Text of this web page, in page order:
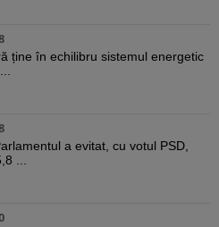
ține în echilibru sistemul energetic
a evitat, cu votul PSD,
...